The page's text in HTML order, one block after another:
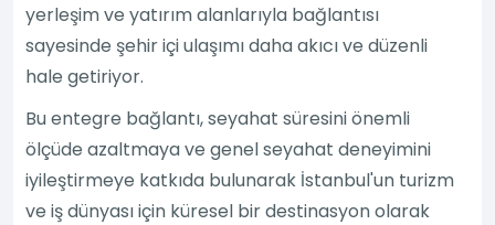
yerleşim ve yatırım alanlarıyla bağlantısı
sayesinde şehir içi ulaşımı daha akıcı ve düzenli
hale getiriyor.
Bu entegre bağlantı, seyahat süresini önemli
ölçüde azaltmaya ve genel seyahat deneyimini
iyileştirmeye katkıda bulunarak İstanbul'un turizm
ve iş dünyası için küresel bir destinasyon olarak